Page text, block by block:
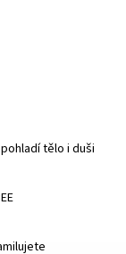
tělo i duši